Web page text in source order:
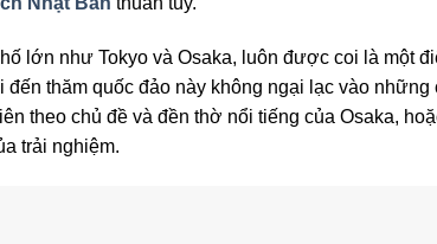
lớn như Tokyo và Osaka, luôn được coi là một
thăm quốc đảo này không ngại lạc vào
theo chủ đề và đền thờ nổi tiếng của Osaka,
trải nghiệm.